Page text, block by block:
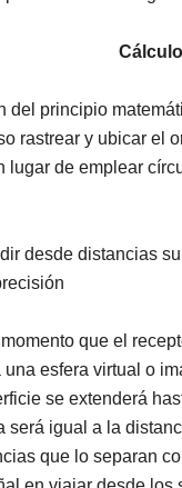
del principio
rastrear y ubicar el
lugar de emplear
desde distancias
que el
una esfera virtual o
se extenderá
será igual a la
que lo separan